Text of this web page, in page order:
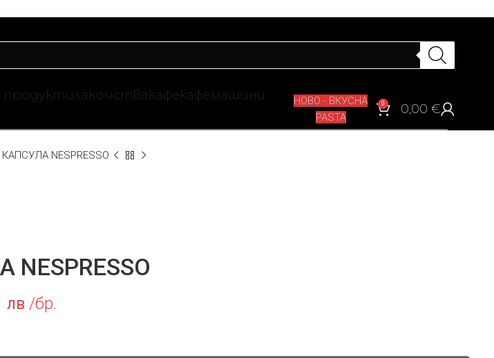
продуктилакомствакафекафемашини
НОВО - ВКУСНА
PASTA
0 0,00 €
КАПСУЛА NESPRESSO
лв /бр.